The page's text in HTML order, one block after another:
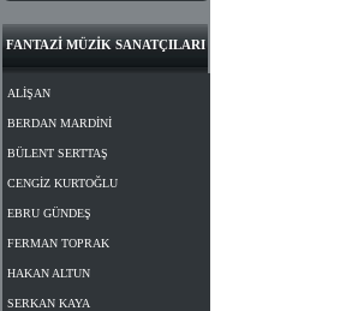
FANTAZİ MÜZİK SANATÇILARI
ALİŞAN
BERDAN MARDİNİ
BÜLENT SERTTAŞ
CENGİZ KURTOĞLU
EBRU GÜNDEŞ
FERMAN TOPRAK
HAKAN ALTUN
SERKAN KAYA